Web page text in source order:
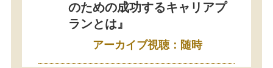
のための成功するキャリアプ
ランとは』
アーカイブ視聴：随時